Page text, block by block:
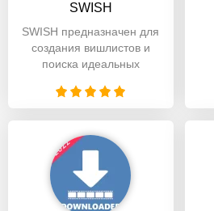
SWISH
SWISH предназначен для
создания вишлистов и
поиска идеальных
близких. Помогает